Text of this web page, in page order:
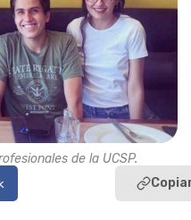
de la UCSP.